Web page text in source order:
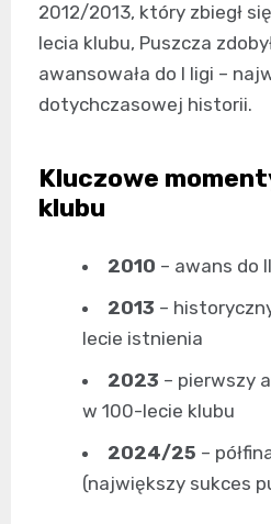
2012/2013, który zbiegł
lecia klubu, Puszcza
awansowała do I ligi –
dotychczasowej historii.
Kluczowe
klubu
2010 – awans do
2013 –
lecie istnienia
2023 – pierwszy
w 100-lecie klubu
2024/25 –
(największy sukces